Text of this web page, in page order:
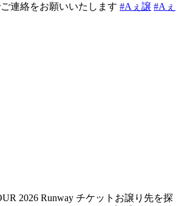
連絡をお願いいたします #Aぇ譲 #Aぇ
2026 Runway チケットお譲り先を探